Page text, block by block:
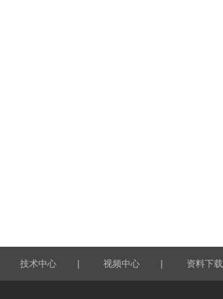
技术中心 | 视频中心 | 资料下载